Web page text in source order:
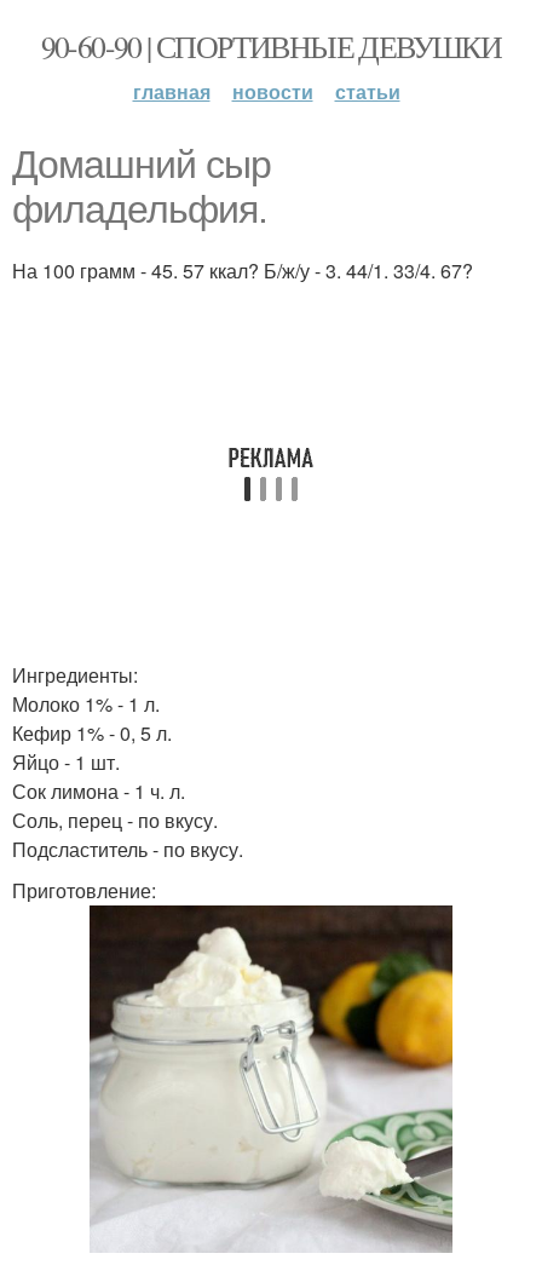
90-60-90 | СПОРТИВНЫЕ ДЕВУШКИ
главная новости статьи
Домашний сыр
филадельфия.
На 100 грамм - 45. 57 ккал? Б/ж/у - 3. 44/1. 33/4. 67?
Ингредиенты:
Молоко 1% - 1 л.
Кефир 1% - 0, 5 л.
Яйцо - 1 шт.
Сок лимона - 1 ч. л.
Соль, перец - по вкусу.
Подсластитель - по вкусу.
Приготовление: